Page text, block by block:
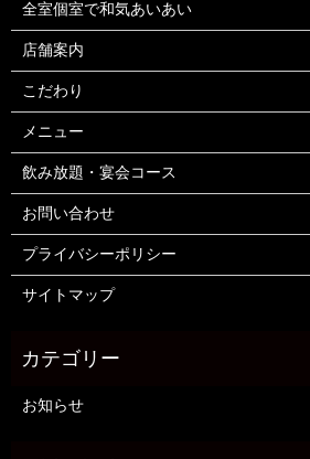
全室個室で和気あいあい
店舗案内
こだわり
メニュー
飲み放題・宴会コース
お問い合わせ
プライバシーポリシー
サイトマップ
お知らせ